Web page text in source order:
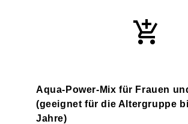
Aqua-Power-Mix für Frauen
(geeignet für die Altergruppe
Jahre)